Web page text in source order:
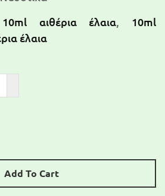
10ml αιθέρια έλαια, 10ml
έλαια
Add To Cart